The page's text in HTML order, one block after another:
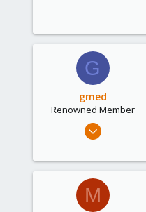
G
gmed
Renowned Member
Dec 20, 2013
71
M